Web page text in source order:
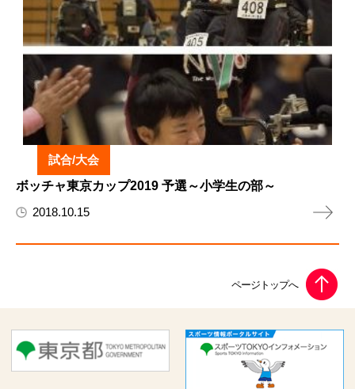
試合/大会
ボッチャ東京カップ2019 予選～小学生の部～
2018.10.15